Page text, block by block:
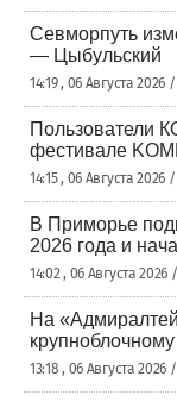
Севморпуть
— Цыбульский
14:19 , 06 Августа 2026
Пользователи
фестивале
14:15 , 06 Августа 2026
В Приморье
2026 года и
14:02 , 06 Августа 2026
На
крупноблочному
13:18 , 06 Августа 2026